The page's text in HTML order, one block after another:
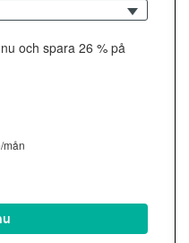
nu och spara 26 % på
mån